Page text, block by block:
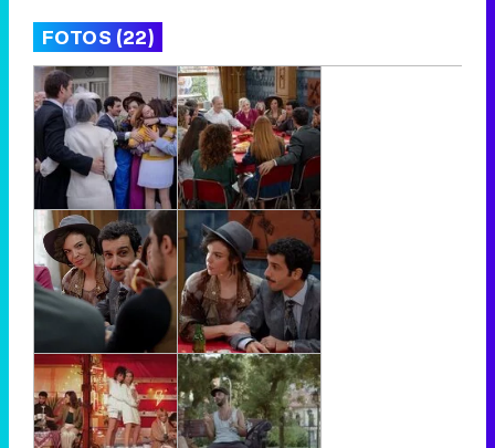
FOTOS (22)